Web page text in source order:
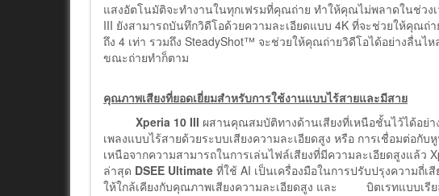
แสงอัตโนมัติจะทำงานในทุกเฟรมที่คุณถ่าย ทำให้คุณไม่พลาดในช่วงเ
III ยังสามารถบันทึกวิดีโอด้วยความละเอียดแบบ 4K ที่จะช่วยให้คุณถ่
ถึง 4 เท่า รวมถึง SteadyShot™ จะช่วยให้คุณถ่ายวิดีโอได้อย่างลื่นไ
ขณะถ่ายทำก็ตาม
คุณภาพเสียงที่ยอดเยี่ยมสำหรับการใช้งานแบบไร้สายและมีสาย
Xperia 10 III ผสานคุณสมบัติทางด้านเสียงที่เหนือชั้นไว้ได้อย่า
เพลงแบบไร้สายด้วยระบบเสียงความละเอียดสูง หรือ การเชื่อมต่อกั
เหนือจากความสามารถในการเล่นไฟล์เสียงที่มีความละเอียดสูงแล้ว
ล่าสุด DSEE Ultimate ที่ใช้ AI เป็นเครื่องมือในการปรับปรุงความถี่
ให้ใกล้เคียงกับคุณภาพเสียงความละเอียดสูง และ บิตเรทแบบเรี